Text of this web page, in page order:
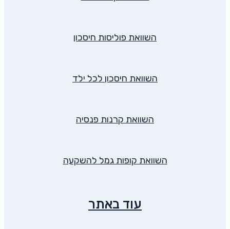
השוואת פוליסות חיסכון
השוואת חיסכון לכל ילד
השוואת קרנות פנסיה
השוואת קופות גמל להשקעה
עוד באתר